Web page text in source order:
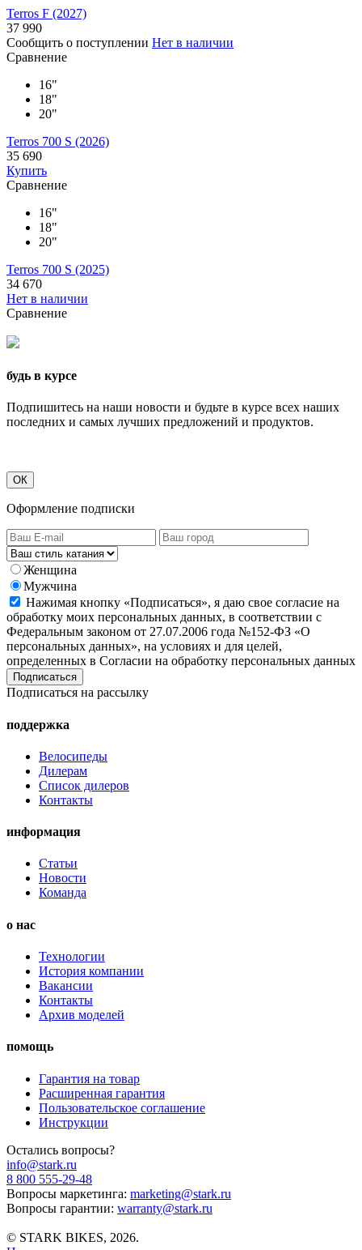
Terros F (2027)
37 990
Сообщить о поступлении Нет в наличии
Сравнение
16"
18"
20"
Terros 700 S (2026)
35 690
Купить
Сравнение
16"
18"
20"
Terros 700 S (2025)
34 670
Нет в наличии
Сравнение
будь в курсе
Подпишитесь на наши новости и будьте в курсе всех наших
последних и самых лучших предложений и продуктов.
ОК
Оформление подписки
Женщина
Мужчина
Нажимая кнопку «Подписаться», я даю свое согласие на
обработку моих персональных данных, в соответствии с
Федеральным законом от 27.07.2006 года №152-ФЗ «О
персональных данных», на условиях и для целей,
определенных в Согласии на обработку персональных данных
Подписаться на рассылку
поддержка
Велосипеды
Дилерам
Список дилеров
Контакты
информация
Статьи
Новости
Команда
о нас
Технологии
История компании
Вакансии
Контакты
Архив моделей
помощь
Гарантия на товар
Расширенная гарантия
Пользовательское соглашение
Инструкции
Остались вопросы?
info@stark.ru
8 800 555-29-48
Вопросы маркетинга: marketing@stark.ru
Вопросы гарантии: warranty@stark.ru
© STARK BIKES, 2026.